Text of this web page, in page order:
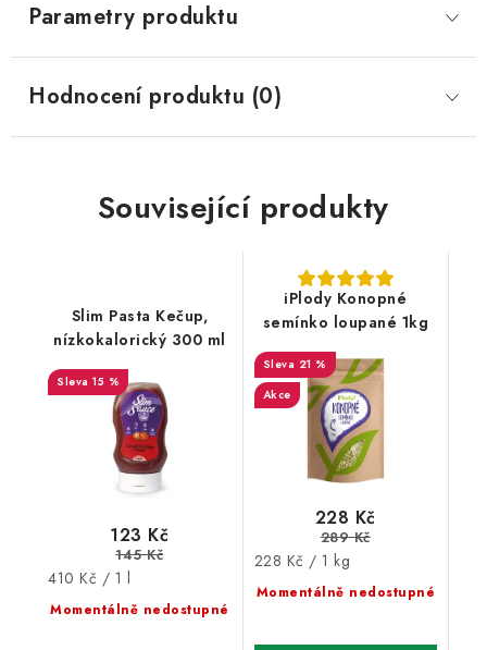
Parametry produktu
Hodnocení produktu (0)
Související produkty
Slim Pasta Kečup,
nízkokalorický 300 ml
15 %
Momentálně nedostupné
123 Kč
145 Kč
Měrná
cena:
410 Kč / 1 l
iPlody Konopné
semínko loupané 1kg
21 %
Akce
Momentálně nedostupné
228 Kč
289 Kč
Měrná
cena:
228 Kč / 1 kg